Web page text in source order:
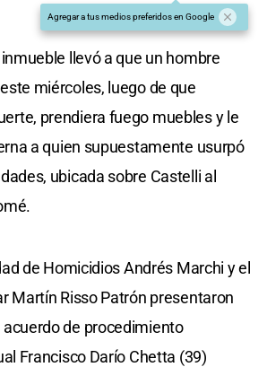
Agregar a tus medios preferidos en Google
llevó a que un hombre
miércoles, luego de que
prendiera fuego muebles y le
a quien supuestamente usurpó
ubicada sobre Castelli al
de Homicidios Andrés Marchi y el
Martín Risso Patrón presentaron
de procedimiento
Francisco Darío Chetta (39)